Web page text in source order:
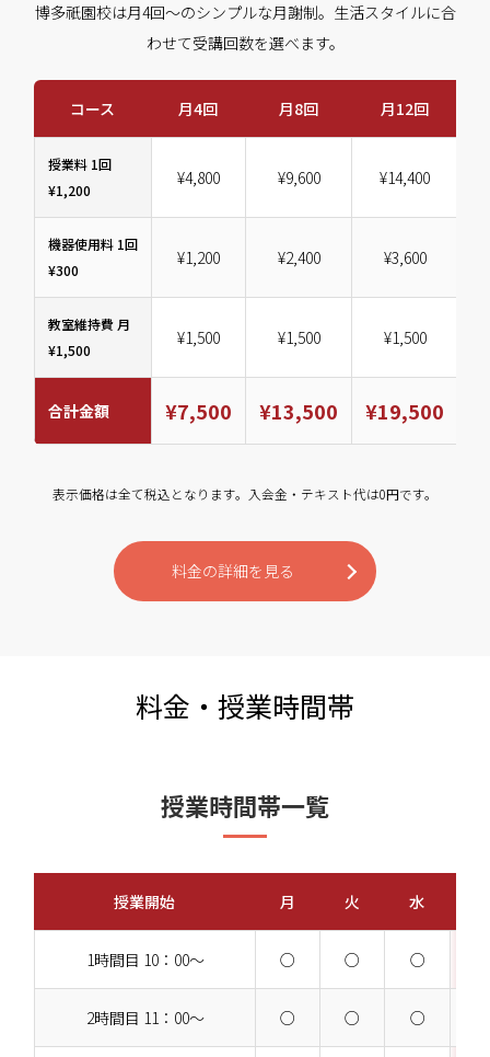
博多祇園校は月4回〜のシンプルな月謝制。生活スタイルに合
わせて受講回数を選べます。
コース 月4回 月8回 月12回
授業料 1回
¥1,200
¥4,800 ¥9,600 ¥14,400
機器使用料 1回
¥300
¥1,200 ¥2,400 ¥3,600
教室維持費 月
¥1,500
¥1,500 ¥1,500 ¥1,500
合計金額 ¥7,500 ¥13,500 ¥19,500
表示価格は全て税込となります。入会金・テキスト代は0円です。
料金の詳細を見る
料金・授業時間帯
授業時間帯一覧
授業開始 月 火 水
1時間目 10：00～ ○ ○ ○
2時間目 11：00～ ○ ○ ○